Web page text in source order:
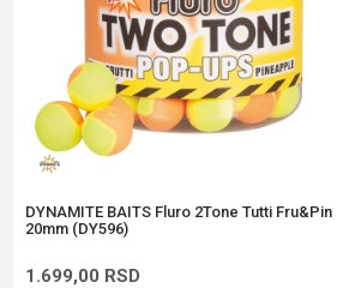
Anti-spam zaštita - izračunajte koliko je 6 - 1 :
POŠALJI
DYNAMITE BAITS Fluro 2Tone Tutti Fru&Pin
20mm (DY596)
1.699,00 RSD